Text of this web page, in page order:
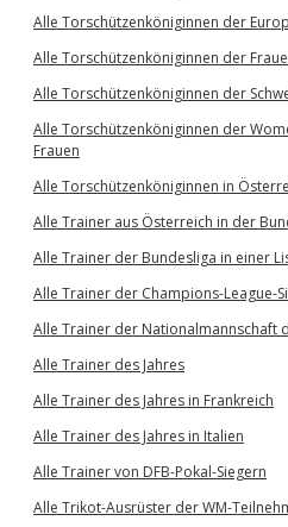
Alle Torschützenköniginnen der
Alle Torschützenköniginnen der
Alle Torschützenköniginnen der
Alle Torschützenköniginnen der
Frauen
Alle Torschützenköniginnen in
Alle Trainer aus Österreich in der
Alle Trainer der Bundesliga in einer
Alle Trainer der Champions-League-
Alle Trainer der Nationalmannschaft
Alle Trainer des Jahres
Alle Trainer des Jahres in Frankreich
Alle Trainer des Jahres in Italien
Alle Trainer von DFB-Pokal-Siegern
Alle Trikot-Ausrüster der WM-